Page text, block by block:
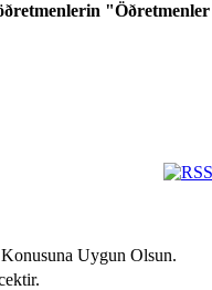
Uygun Olsun.